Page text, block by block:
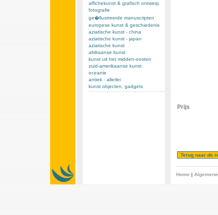
affichekunst & grafisch ontwerp
fotografie
ge�llustreerde manuscripten
europese kunst & geschiedenis
aziatische kunst - china
aziatische kunst - japan
aziatische kunst
afrikaanse kunst
kunst uit het midden-oosten
zuid-amerikaanse kunst
oceanie
antiek - allerlei
kunst objecten, gadgets
Prijs
Home |